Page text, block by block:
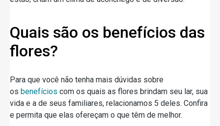
Quais são os benefícios das
flores?
Para que você não tenha mais dúvidas sobre
os benefícios com os quais as flores brindam seu lar, sua
vida e a de seus familiares, relacionamos 5 deles. Confira
e permita que elas ofereçam o que têm de melhor.